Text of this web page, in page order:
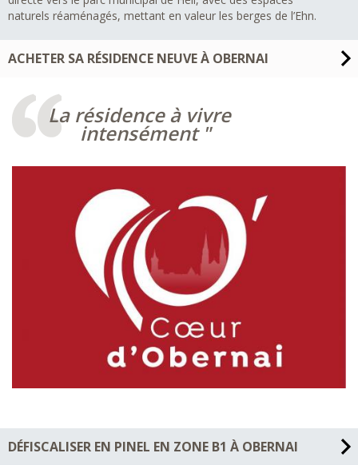
naturels réaménagés, mettant en valeur les berges de l’Ehn.
ACHETER SA RÉSIDENCE NEUVE À OBERNAI
plus ! Si vous n'avez pas été propriétaire depuis 2 ans, selon
vos revenus et la situation de votre achat, il sera possible de
compléter votre prêt immobilier avec ce prêt à 0%, un prêt
La résidence à vivre
intensément
DÉFISCALISER EN PINEL EN ZONE B1 À OBERNAI